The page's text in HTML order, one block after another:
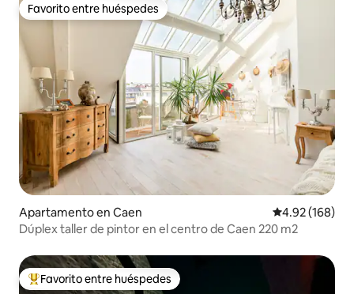
Favorito entre huéspedes
Favorito entre huéspedes
Apartamento en Caen Calificación
4.92 (168)
Dúplex taller de pintor en el centro de Caen 220 m2
Favorito entre huéspedes preferido
Favorito entre huéspedes